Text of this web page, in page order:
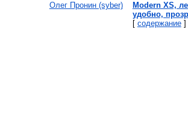
Олег Пронин (‎syber‎)
‎Modern XS,
удобно,
[ содержание]